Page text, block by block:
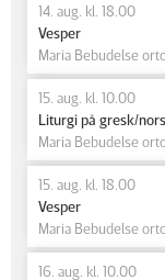
14. aug. kl. 18.00
Vesper
Maria Bebudelse
15. aug. kl. 10.00
Liturgi på gresk/
Maria Bebudelse
15. aug. kl. 18.00
Vesper
Maria Bebudelse
16. aug. kl. 10.00